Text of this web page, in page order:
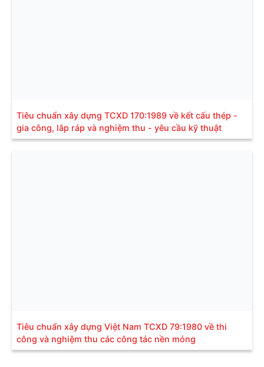
Tiêu chuẩn xây dựng TCXD 170:1989 về kết cấu thép -
gia công, lắp ráp và nghiệm thu - yêu cầu kỹ thuật
Tiêu chuẩn xây dựng Việt Nam TCXD 79:1980 về thi
công và nghiệm thu các công tác nền móng